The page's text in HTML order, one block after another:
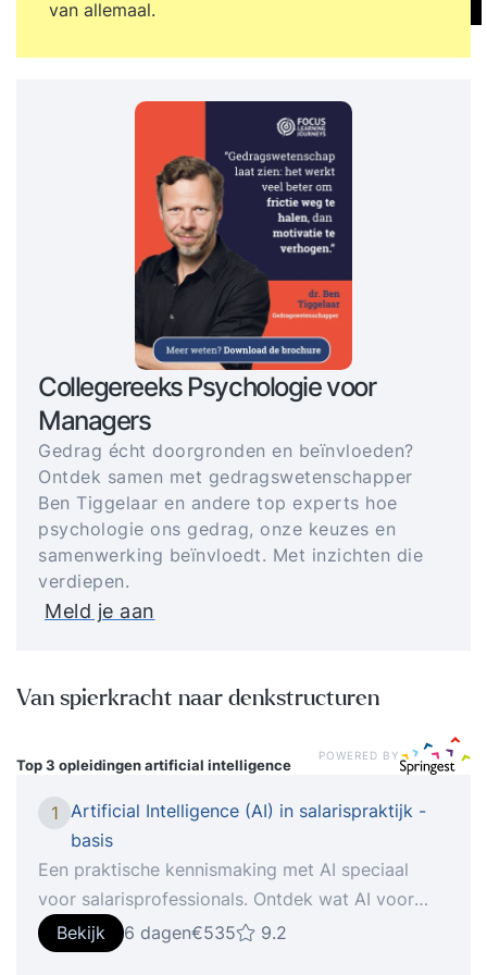
van allemaal.
Collegereeks Psychologie voor
Managers
Gedrag écht doorgronden en beïnvloeden?
Ontdek samen met gedragswetenschapper
Ben Tiggelaar en andere top experts hoe
psychologie ons gedrag, onze keuzes en
samenwerking beïnvloedt. Met inzichten die
verdiepen.
Meld je aan
Van spierkracht naar denkstructuren
Top 3 opleidingenartificial intelligence
POWERED BY
1 Artificial Intelligence (AI) in salarispraktijk -
basis
Een praktische kennismaking met AI speciaal
voor salarisprofessionals. Ontdek wat AI voor
jouw werk kan betekenen. Een praktische
kennismaking voor salarisprofessionals In deze
Bekijk 6 dagen€535 9.2